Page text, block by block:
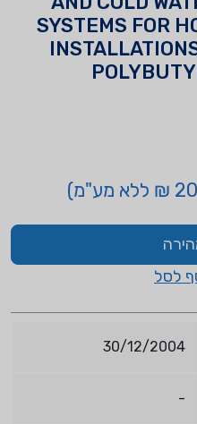
SYSTEMS FOR
לסל
30/12/2004
-